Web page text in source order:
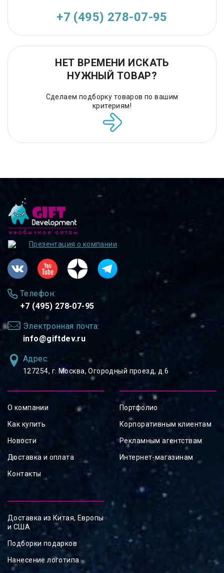
+7 (495) 278-07-95
НЕТ ВРЕМЕНИ ИСКАТЬ
НУЖНЫЙ ТОВАР?
Сделаем подборку товаров по вашим
критериям!
Презентация о компании
Телефон:
+7 (495) 278-07-95
Электронная почта:
info@giftdev.ru
Адрес:
127254, ⁠г. Москва, Огородный проезд, д.6
О компании
Как купить
Новости
Доставка и оплата
Контакты
Портфолио
Корпоративным клиентам
Рекламным агентствам
Интернет-магазинам
Доставка из Китая, Европы
и США
Подборки подарков
Нанесение логотипа